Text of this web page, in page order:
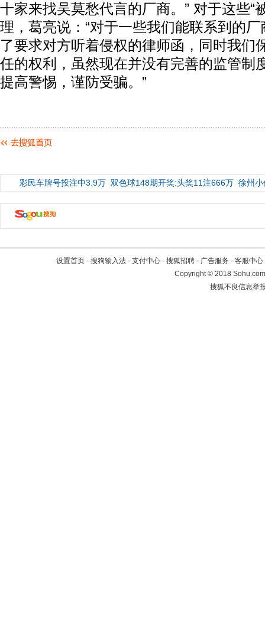
十家来找吴莫愁代言的厂商。” 对于这些“
理，葛亮说：“对于一些我们能联系到的
了要求对方听着侵权的律师函，同时我们
任的权利，虽然现在并没有完善的监管制
提高警惕，谨防受骗。”
彩民车牌号投注中3.9万 双色球148期开奖:头奖11注666万 徐州
设置首页 - 搜狗输入法 - 支付中心 - 搜狐招聘 - 广告服务 - 客服中心
Copyright©2018
搜狐不良信息举